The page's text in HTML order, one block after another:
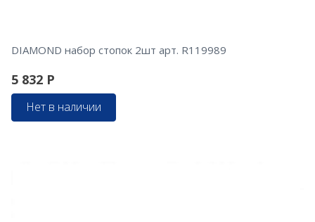
DIAMOND набор стопок 2шт арт. R119989
5 832 Р
Нет в наличии